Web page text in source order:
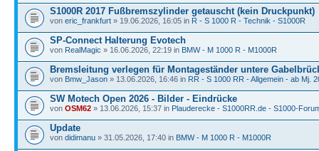
S1000R 2017 Fußbremszylinder getauscht (kein Druckpunkt)
von eric_frankfurt » 19.06.2026, 16:05 in R - S 1000 R - Technik - S1000R
SP-Connect Halterung Evotech
von RealMagic » 16.06.2026, 22:19 in BMW - M 1000 R - M1000R
Bremsleitung verlegen für Montageständer untere
von Bmw_Jason » 13.06.2026, 16:46 in RR - S 1000 RR - Allgemein - ab Mj.
SW Motech Open 2026 - Bilder - Eindrücke
von OSM62 » 13.06.2026, 15:37 in Plauderecke - S1000RR.de - S1000-
Update
von didimanu » 31.05.2026, 17:40 in BMW - M 1000 R - M1000R